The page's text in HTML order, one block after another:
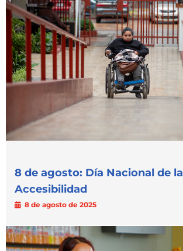
8 de agosto: Día Nacional de la
Accesibilidad
8 de agosto de 2025